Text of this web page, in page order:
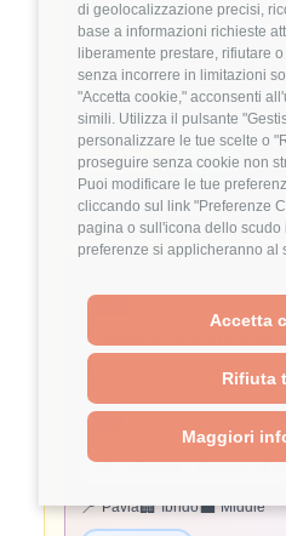
di geolocalizzazione precisi,
base a informazioni richieste
liberamente prestare, rifiutare
senza incorrere in limitazioni
"Accetta cookie," acconsenti
simili. Utilizza il pulsante
personalizzare le tue scelte o
proseguire senza cookie non
Puoi modificare le tue
cliccando sul link "Preferenze
pagina o sull'icona dello scudo
preferenze si applicheranno al
Accetta
Rifiuta
Maggiori
💰 Fino a 85.000€ all'anno
📍 Milano🏢 On-Site (fase
💼 Middle/Senior
⚙️ Backend
TypeScript Node.js
Technical Account
3.9 FuffAnnuncio
💰 ~ 45.000€ - 45.000€
📍 Pavia🏢 Ibrido💼 Middle